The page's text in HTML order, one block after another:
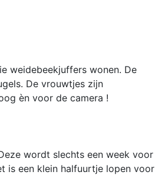
weidebeekjuffers wonen. De
De vrouwtjes zijn
èn voor de camera !
wordt slechts een week voor
is een klein halfuurtje lopen voor